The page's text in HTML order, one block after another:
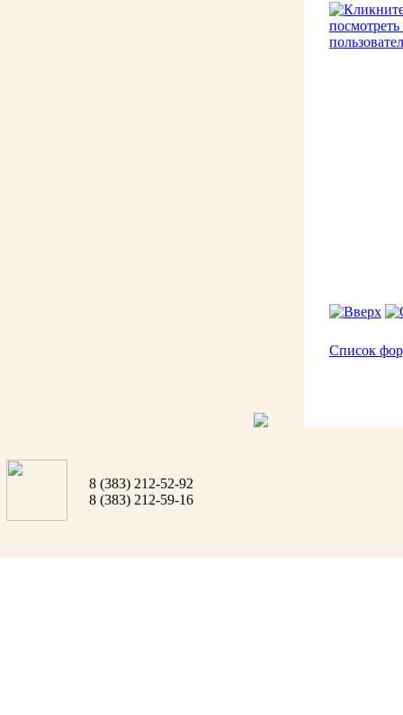
Список
8 (383) 212-52-92
8 (383) 212-59-16